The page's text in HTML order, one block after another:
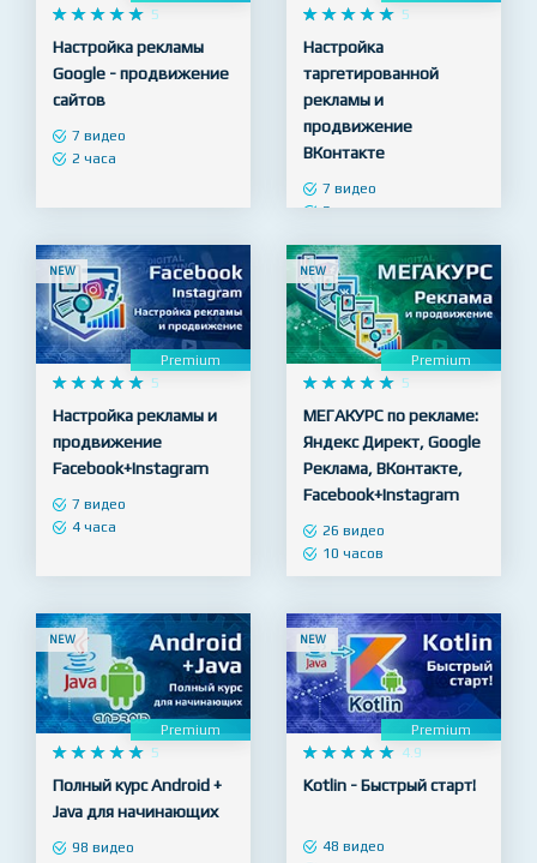
Premium
    
     5
Google - продвижение
сайтов
    
     5
Настройка
таргетированной
продвижение
7 видео
3 часа
NEW
    
     5
Настройка рекламы и
продвижение
Facebook+Instagram
NEW
Premium
    
     5
МЕГАКУРС по рекламе:
Яндекс Директ, Google
Реклама, ВКонтакте,
Facebook+Instagram
10 часов
NEW
Premium
    
     5
Полный курс Android +
NEW
Premium
Kotlin - Быстрый старт!